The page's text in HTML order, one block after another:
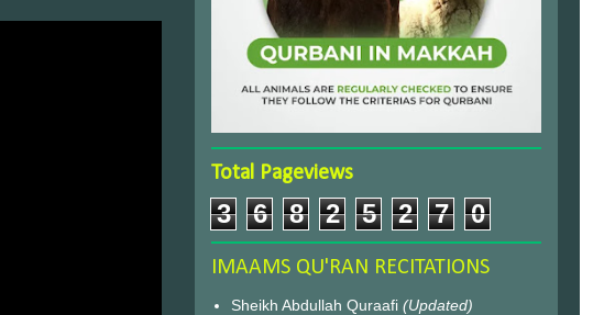
Total Pageviews
3 6 8 2 5 2 7 0
IMAAMS QU'RAN RECITATIONS
Sheikh Abdullah Quraafi (Updated)